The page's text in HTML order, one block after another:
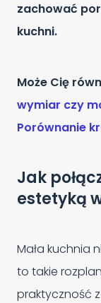
zachować
kuchni.
Może Cię
wymiar czy
Porównanie
Jak
estetyką
Mała kuchnia
to takie
praktyczność